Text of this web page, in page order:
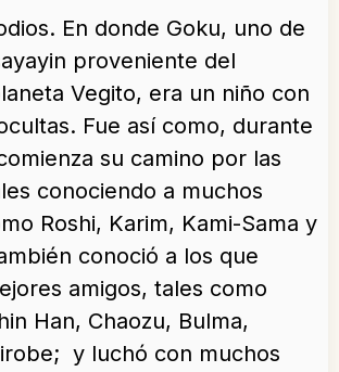
En donde Goku, uno de
proveniente del
Vegito, era un niño con
Fue así como, durante
su camino por las
conociendo a muchos
Roshi, Karim, Kami-Sama y
conoció a los que
amigos, tales como
Han, Chaozu, Bulma,
y luchó con muchos